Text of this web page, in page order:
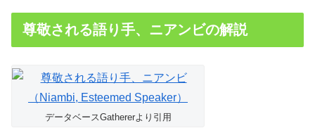
尊敬される語り手、ニアンビの解説
データベースGathererより引用